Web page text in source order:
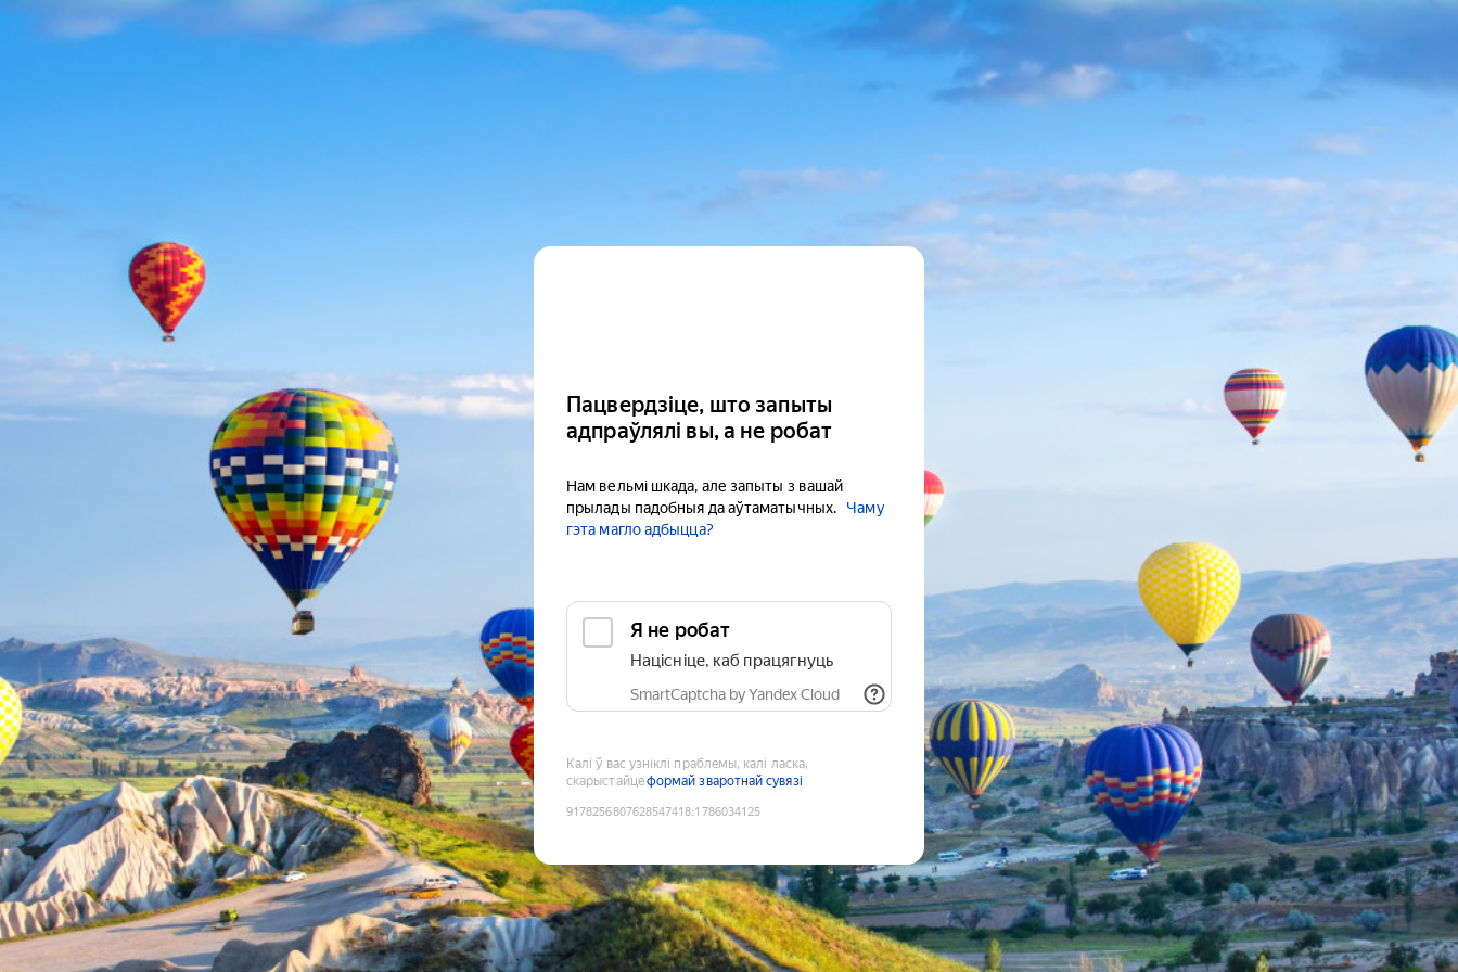
Пацвердзіце, што запыты
адпраўлялі вы, а не робат
Нам вельмі шкада, але запыты з вашай
прылады падобныя да аўтаматычных.
Чаму
гэта магло адбыцца?
Я не робат
Націсніце, каб працягнуць
SmartCaptcha by Yandex Cloud
Калі ў вас узніклі праблемы, калі ласка,
скарыстайцеформай зваротнай сувязі
9178256807628547418:1786034125